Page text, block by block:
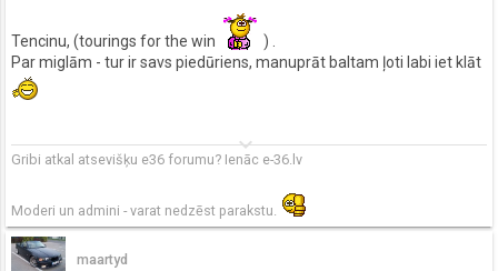
Tencinu, (tourings for the win
) .
Par miglām - tur ir savs piedūriens, manuprāt baltam ļoti labi iet klāt
keyboard_arrow_down
Gribi atkal atsevišķu e36 forumu? Ienāc e-36.lv
Moderi un admini - varat nedzēst parakstu.
maartyd